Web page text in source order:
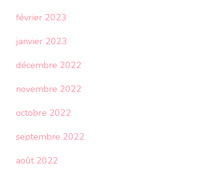
février 2023
janvier 2023
décembre 2022
novembre 2022
octobre 2022
septembre 2022
août 2022